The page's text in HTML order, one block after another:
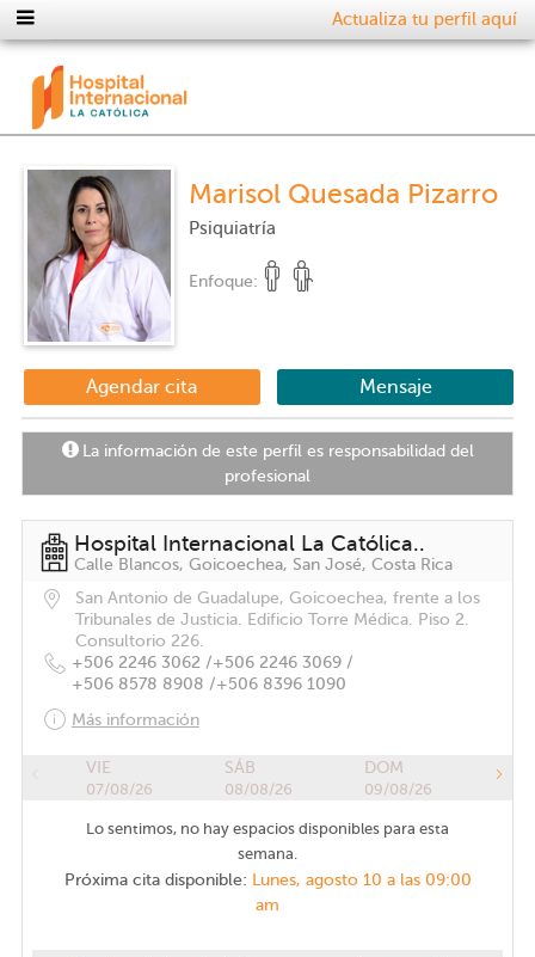
Actualiza tu perfil aquí
Marisol Quesada Pizarro
Psiquiatría
Enfoque:
Agendar cita Mensaje
La información de este perfil es responsabilidad del
profesional
Hospital Internacional La Católica..
Calle Blancos, Goicoechea, San José, Costa Rica
San Antonio de Guadalupe, Goicoechea, frente a los
Tribunales de Justicia. Edificio Torre Médica. Piso 2.
Consultorio 226.
+506 2246 3062 /+506 2246 3069 /
+506 8578 8908 /+506 8396 1090
Más información
VIE
07/08/26
SÁB
08/08/26
DOM
09/08/26
Lo sentimos, no hay espacios disponibles para esta
semana.
Próxima cita disponible: Lunes, agosto 10 a las 09:00
am